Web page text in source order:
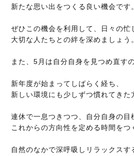
新たな思い出をつくる良い機会です
ぜひこの機会を利用して、日々の忙
大切な人たちとの絆を深めましょう
また、5月は自分自身を見つめ直す
新年度が始まってしばらく経ち、
新しい環境にも少しずつ慣れてきた
連休で一息つきつつ、自分自身の目
これからの方向性を定める時間をつ
自然のなかで深呼吸しリラックスす